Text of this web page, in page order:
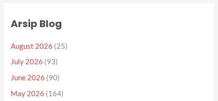
Arsip Blog
August 2026 (25)
July 2026 (93)
June 2026 (90)
May 2026 (164)